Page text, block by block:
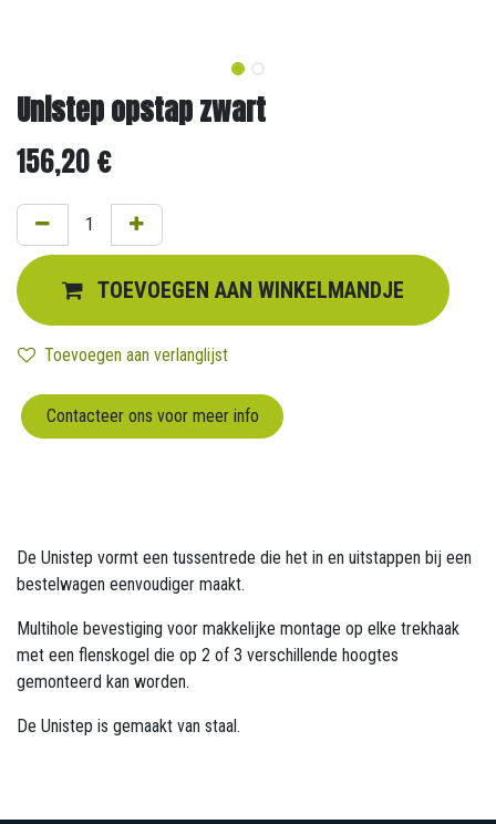
Unistep opstap zwart
156,20€
TOEVOEGEN AAN WINKELMANDJE
Toevoegen aan verlanglijst
Contacteer ons voor meer info
De Unistep vormt een tussentrede die het in en uitstappen bij een
bestelwagen eenvoudiger maakt.
Multihole bevestiging voor makkelijke montage op elke trekhaak
met een flenskogel die op 2 of 3 verschillende hoogtes
gemonteerd kan worden.
De Unistep is gemaakt van staal.